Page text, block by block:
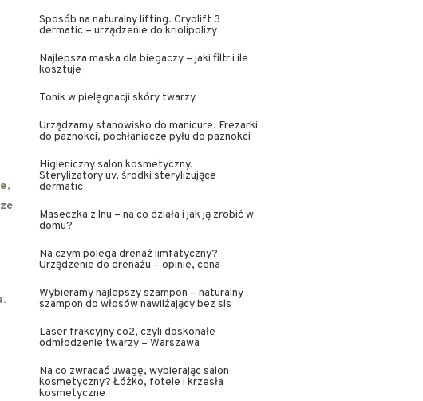
,
Sposób na naturalny lifting. Cryolift 3
dermatic – urządzenie do kriolipolizy
Najlepsza maska dla biegaczy – jaki filtr i ile
kosztuje
Tonik w pielęgnacji skóry twarzy
Urządzamy stanowisko do manicure. Frezarki
do paznokci, pochłaniacze pyłu do paznokci
Higieniczny salon kosmetyczny.
Sterylizatory uv, środki sterylizujące
dermatic
Maseczka z lnu – na co działa i jak ją zrobić w
domu?
Na czym polega drenaż limfatyczny?
Urządzenie do drenażu – opinie, cena
Wybieramy najlepszy szampon – naturalny
szampon do włosów nawilżający bez sls
Laser frakcyjny co2, czyli doskonałe
odmłodzenie twarzy – Warszawa
Na co zwracać uwagę, wybierając salon
kosmetyczny? Łóżko, fotele i krzesła
kosmetyczne